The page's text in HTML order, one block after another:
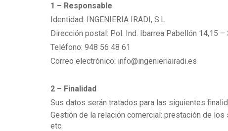
1 – Responsable
Identidad: INGENIERIA IRADI, S.L.
Dirección postal: Pol. Ind. Ibarrea Pabellón 14,15
Teléfono: 948 56 48 61
Correo electrónico: info@ingenieriairadi.es
2 – Finalidad
Sus datos serán tratados para las siguientes
Gestión de la relación comercial: prestación de
etc.